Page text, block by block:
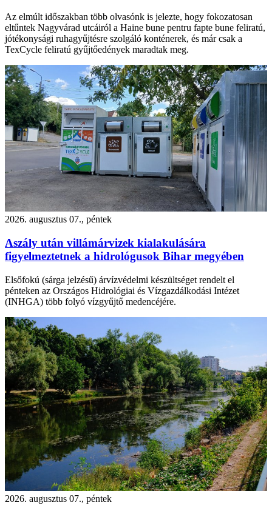
Az elmúlt időszakban több olvasónk is jelezte, hogy fokozatosan
eltűntek Nagyvárad utcáiról a Haine bune pentru fapte bune feliratú,
jótékonysági ruhagyűjtésre szolgáló konténerek, és már csak a
TexCycle feliratú gyűjtőedények maradtak meg.
2026. augusztus 07., péntek
Aszály után villámárvizek kialakulására
figyelmeztetnek a hidrológusok Bihar megyében
Elsőfokú (sárga jelzésű) árvízvédelmi készültséget rendelt el
pénteken az Országos Hidrológiai és Vízgazdálkodási Intézet
(INHGA) több folyó vízgyűjtő medencéjére.
2026. augusztus 07., péntek